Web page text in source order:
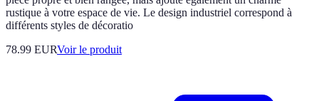
rustique à votre espace de vie. Le design industriel correspond à
différents styles de décoratio
78.99 EURVoir le produit